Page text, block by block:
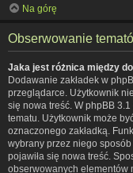
Na górę
Obserwowanie
Jaka jest różnica między
Dodawanie zakładek w
przeglądarce. Użytkownik
się nowa treść. W phpBB
tematu. Użytkownik może
oznaczonego zakładką.
wybrany przez niego
pojawiła się nowa treść.
obserwowanych elementów